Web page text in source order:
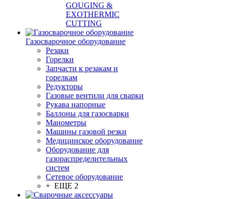
GOUGING &
EXOTHERMIC
CUTTING
Газосварочное оборудование
Резаки
Горелки
Запчасти к резакам и
горелкам
Редукторы
Газовые вентили для сварки
Рукава напорные
Баллоны для газосварки
Манометры
Машины газовой резки
Медицинское оборудование
Оборудование для
газораспределительных
систем
Сетевое оборудование
+ ЕЩЕ 2